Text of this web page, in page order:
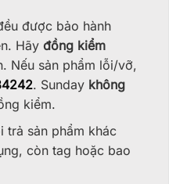
được bảo hành
Hãy đồng kiểm
Nếu sản phẩm lỗi/vỡ,
. Sunday không
kiểm.
trả sản phẩm khác
còn tag hoặc bao